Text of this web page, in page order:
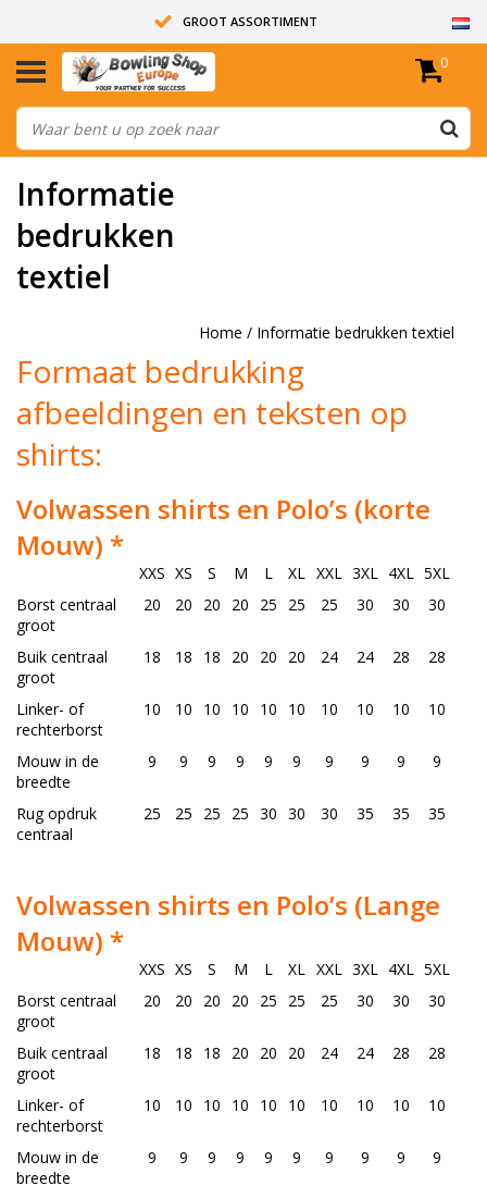
GROOT ASSORTIMENT
14 DAGEN RETOUR RECHT
ALLE BOWLINGBALLEN ZIJN ONGEBOORD
0
Informatie
bedrukken
textiel
Home / Informatie bedrukken textiel
Formaat bedrukking
afbeeldingen en teksten op
shirts:
Volwassen shirts en Polo’s (korte
Mouw) *
XXS XS S M L XL XXL 3XL 4XL 5XL
Borst centraal
groot
20 20 20 20 25 25 25 30 30 30
Buik centraal
groot
18 18 18 20 20 20 24 24 28 28
Linker- of
rechterborst
10 10 10 10 10 10 10 10 10 10
Mouw in de
breedte
9 9 9 9 9 9 9 9 9 9
Rug opdruk
centraal
25 25 25 25 30 30 30 35 35 35
Volwassen shirts en Polo’s (Lange
Mouw) *
XXS XS S M L XL XXL 3XL 4XL 5XL
Borst centraal
groot
20 20 20 20 25 25 25 30 30 30
Buik centraal
groot
18 18 18 20 20 20 24 24 28 28
Linker- of
rechterborst
10 10 10 10 10 10 10 10 10 10
Mouw in de
breedte
9 9 9 9 9 9 9 9 9 9